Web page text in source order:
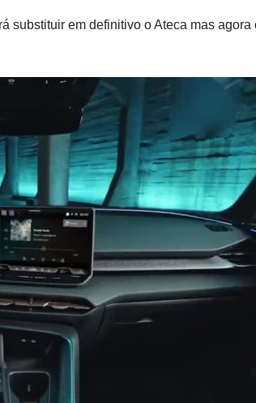
substituir em definitivo o Ateca mas agora